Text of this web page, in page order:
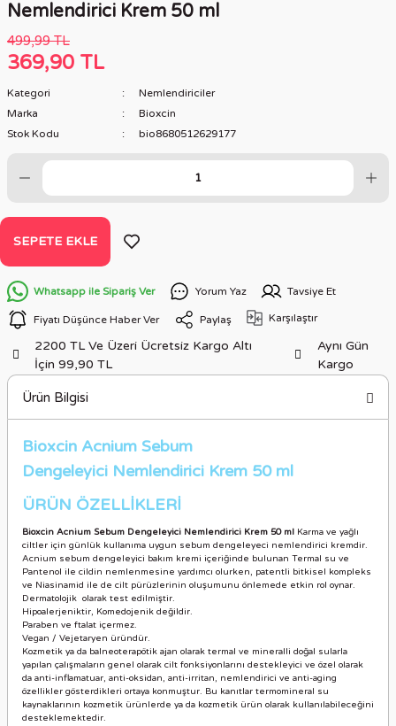
Nemlendirici Krem 50 ml
499,99 TL
369,90 TL
Kategori
Nemlendiriciler
Marka
Bioxcin
Stok Kodu
bio8680512629177
SEPETE EKLE
Whatsapp ile Sipariş Ver Yorum Yaz Tavsiye Et
Fiyatı Düşünce Haber Ver Paylaş Karşılaştır
2200 TL Ve Üzeri Ücretsiz Kargo Altı
İçin 99,90 TL
Aynı Gün
Kargo
Ürün Bilgisi
Bioxcin Acnium Sebum
Dengeleyici Nemlendirici Krem 50 ml
ÜRÜN ÖZELLİKLERİ
Bioxcin Acnium Sebum Dengeleyici Nemlendirici Krem 50 ml Karma ve yağlı
ciltler için günlük kullanıma uygun sebum dengeleyeci nemlendirici kremdir.
Acnium sebum dengeleyici bakım kremi içeriğinde bulunan Termal su ve
Pantenol ile cildin nemlenmesine yardımcı olurken, patentli bitkisel kompleks
ve Niasinamid ile de cilt pürüzlerinin oluşumunu önlemede etkin rol oynar.
Dermatolojik olarak test edilmiştir.
Hipoalerjeniktir, Komedojenik değildir.
Paraben ve ftalat içermez.
Vegan / Vejetaryen üründür.
Kozmetik ya da balneoterapötik ajan olarak termal ve mineralli doğal sularla
yapılan çalışmaların genel olarak cilt fonksiyonlarını destekleyici ve özel olarak
da anti-inflamatuar, anti-oksidan, anti-irritan, nemlendirici ve anti-aging
özellikler gösterdikleri ortaya konmuştur. Bu kanıtlar termomineral su
kaynaklarının kozmetik ürünlerde ya da kozmetik ürün olarak kullanılabileceğini
desteklemektedir.